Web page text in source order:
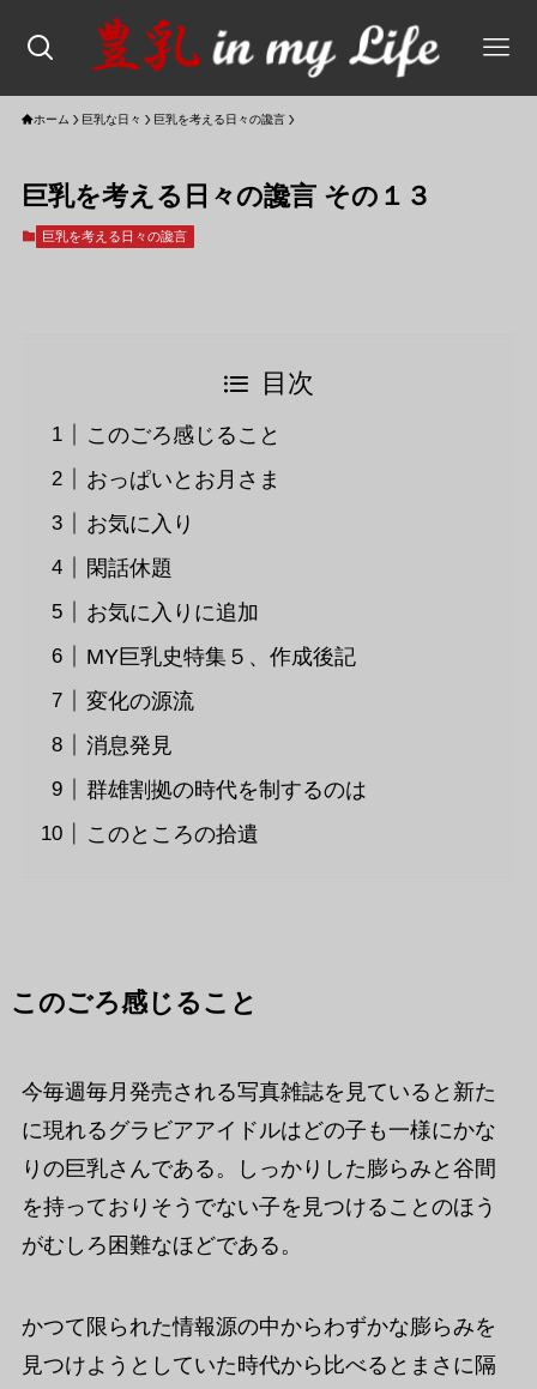
ホーム 巨乳な日々 巨乳を考える日々の讒言
巨乳を考える日々の讒言 その１３
巨乳を考える日々の讒言
目次
このごろ感じること
おっぱいとお月さま
お気に入り
閑話休題
お気に入りに追加
MY巨乳史特集５、作成後記
変化の源流
消息発見
群雄割拠の時代を制するのは
このところの拾遺
このごろ感じること
今毎週毎月発売される写真雑誌を見ていると新た
に現れるグラビアアイドルはどの子も一様にかな
りの巨乳さんである。しっかりした膨らみと谷間
を持っておりそうでない子を見つけることのほう
がむしろ困難なほどである。
かつて限られた情報源の中からわずかな膨らみを
見つけようとしていた時代から比べるとまさに隔